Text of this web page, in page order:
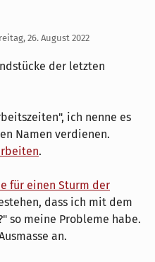
26. August 2022
der letzten
ich nenne es
Namen verdienen.
.
für einen Sturm der
dass ich mit dem
so meine Probleme habe.
an.